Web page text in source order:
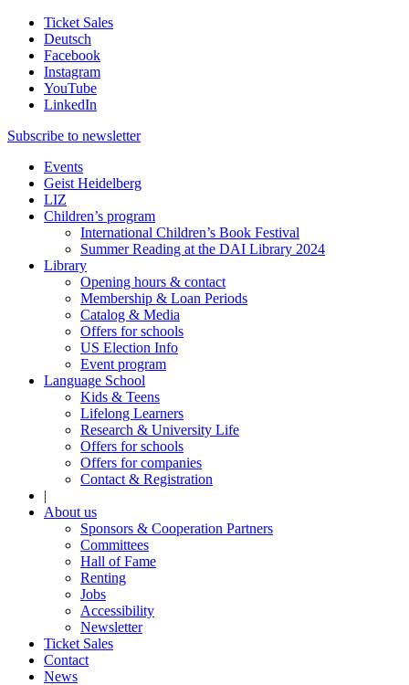
Ticket Sales
Deutsch
Facebook
Instagram
YouTube
LinkedIn
Subscribe to newsletter
Events
Geist Heidelberg
LIZ
Children’s program
International Children’s Book Festival
Summer Reading at the DAI Library 2024
Library
Opening hours & contact
Membership & Loan Periods
Catalog & Media
Offers for schools
US Election Info
Event program
Language School
Kids & Teens
Lifelong Learners
Research & University Life
Offers for schools
Offers for companies
Contact & Registration
|
About us
Sponsors & Cooperation Partners
Committees
Hall of Fame
Renting
Jobs
Accessibility
Newsletter
Ticket Sales
Contact
News